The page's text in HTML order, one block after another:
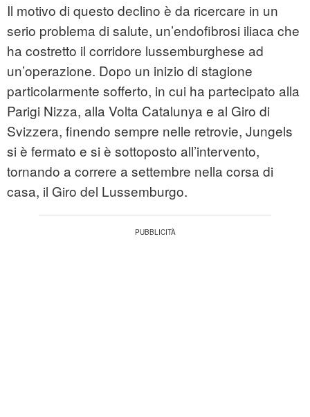
Il motivo di questo declino è da ricercare in un
serio problema di salute, un’endofibrosi iliaca che
ha costretto il corridore lussemburghese ad
un’operazione. Dopo un inizio di stagione
particolarmente sofferto, in cui ha partecipato alla
Parigi Nizza, alla Volta Catalunya e al Giro di
Svizzera, finendo sempre nelle retrovie, Jungels
si è fermato e si è sottoposto all’intervento,
tornando a correre a settembre nella corsa di
casa, il Giro del Lussemburgo.